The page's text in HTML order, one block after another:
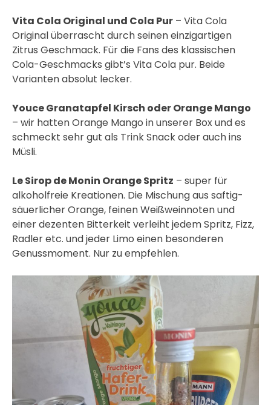
Vita Cola Original und Cola Pur – Vita Cola
Original überrascht durch seinen einzigartigen
Zitrus Geschmack. Für die Fans des klassischen
Cola-Geschmacks gibt’s Vita Cola pur. Beide
Varianten absolut lecker.
Youce Granatapfel Kirsch oder Orange Mango
– wir hatten Orange Mango in unserer Box und es
schmeckt sehr gut als Trink Snack oder auch ins
Müsli.
Le Sirop de Monin Orange Spritz – super für
alkoholfreie Kreationen. Die Mischung aus saftig-
säuerlicher Orange, feinen Weißweinnoten und
einer dezenten Bitterkeit verleiht jedem Spritz, Fizz,
Radler etc. und jeder Limo einen besonderen
Genussmoment. Nur zu empfehlen.